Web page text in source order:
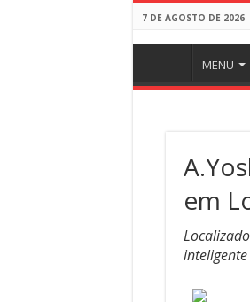
7 DE AGOSTO DE 2026
MENU
em